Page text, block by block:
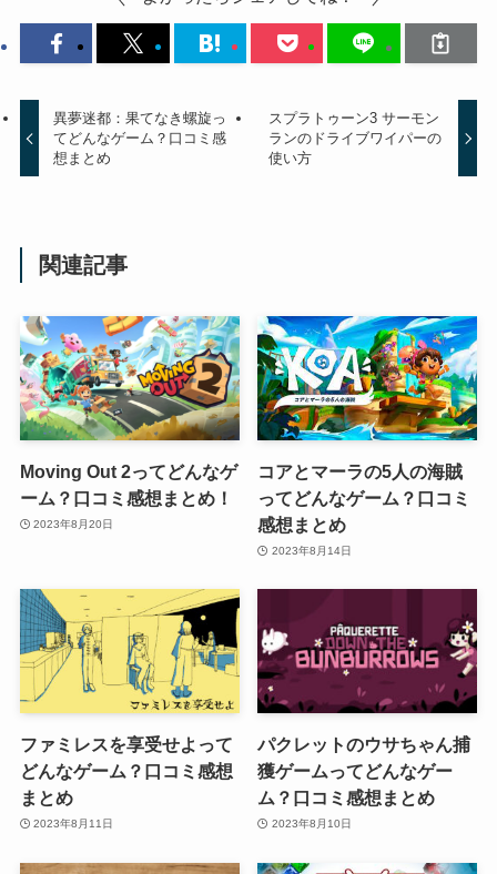
異夢迷都：果てなき螺旋っ
てどんなゲーム？口コミ感
想まとめ
スプラトゥーン3 サーモン
ランのドライブワイパーの
使い方
関連記事
Moving Out 2ってどんなゲ
ーム？口コミ感想まとめ！
2023年8月20日
コアとマーラの5人の海賊
ってどんなゲーム？口コミ
感想まとめ
2023年8月14日
ファミレスを享受せよって
どんなゲーム？口コミ感想
まとめ
2023年8月11日
パクレットのウサちゃん捕
獲ゲームってどんなゲー
ム？口コミ感想まとめ
2023年8月10日